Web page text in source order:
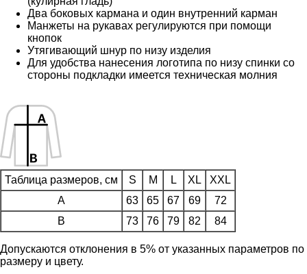
Два боковых кармана и один внутренний карман
Манжеты на рукавах регулируются при помощи
кнопок
Утягивающий шнур по низу изделия
Для удобства нанесения логотипа по низу спинки со
стороны подкладки имеется техническая молния
Таблица размеров, см S M L XL
XXL
A
63 65 67 69
72
B
73 76 79 82 84
Допускаются отклонения в 5% от указанных параметров по
размеру и цвету.